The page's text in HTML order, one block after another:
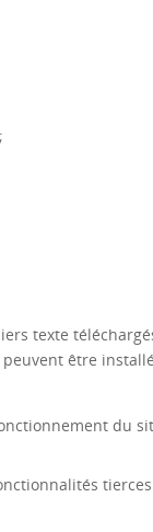
texte
être
du